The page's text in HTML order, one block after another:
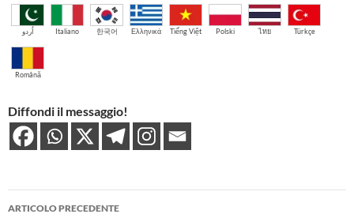
اُردو Italiano 한국어 Ελληνικά Tiếng Việt Polski ไทย Türkçe
Română
Diffondi il messaggio!
Navigazione
ARTICOLO PRECEDENTE